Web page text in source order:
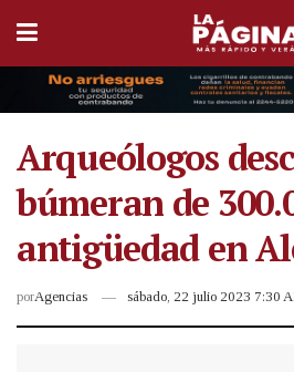
Arqueólogos
búmeran de
antigüedad en
porAgencias sábado, 22 julio 2023 7:30